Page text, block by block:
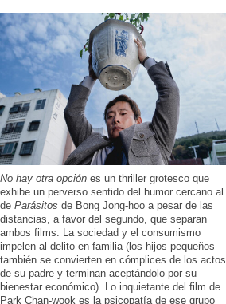
No hay otra opción es un thriller grotesco que
exhibe un perverso sentido del humor cercano al
de Parásitos de Bong Jong-hoo a pesar de las
distancias, a favor del segundo, que separan
ambos films. La sociedad y el consumismo
impelen al delito en familia (los hijos pequeños
también se convierten en cómplices de los actos
de su padre y terminan aceptándolo por su
bienestar económico). Lo inquietante del film de
Park Chan-wook es la psicopatía de ese grupo